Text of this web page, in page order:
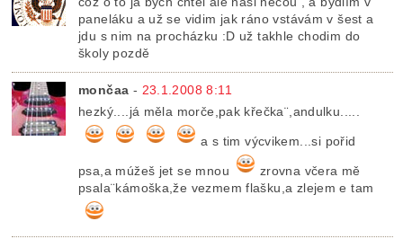
paneláku a už se vidim jak ráno vstávám v šest a
jdu s nim na procházku :D už takhle chodim do
školy pozdě
mončaa - 23.1.2008 8:11
hezký....já měla morče,pak křečka¨,andulku.....
a s tim výcvikem...si pořid
psa,a múžeš jet se mnou
zrovna včera mě
psala¨kámoška,že vezmem flašku,a zlejem e tam